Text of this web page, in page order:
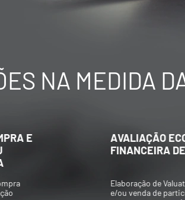
NA MEDIDA
AVALIAÇÃO ECONÔMICO-
FINANCEIRA DE EMPRESAS
Elaboração de Valuations para
e/ou venda de participações